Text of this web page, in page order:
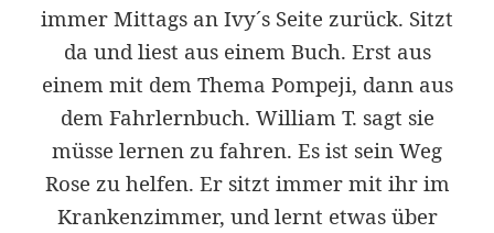
immer Mittags an Ivy´s Seite zurück. Sitzt
da und liest aus einem Buch. Erst aus
einem mit dem Thema Pompeji, dann aus
dem Fahrlernbuch. William T. sagt sie
müsse lernen zu fahren. Es ist sein Weg
Rose zu helfen. Er sitzt immer mit ihr im
Krankenzimmer, und lernt etwas über